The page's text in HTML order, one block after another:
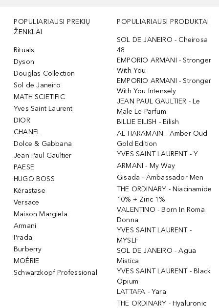
POPULIARIAUSI PREKIŲ
ŽENKLAI
Rituals
Dyson
Douglas Collection
Sol de Janeiro
MATH SCIETIFIC
Yves Saint Laurent
DIOR
CHANEL
Dolce & Gabbana
Jean Paul Gaultier
PAESE
HUGO BOSS
Kérastase
Versace
Maison Margiela
Armani
Prada
Burberry
MOÉRIE
Schwarzkopf Professional
POPULIARIAUSI PRODUKTAI
SOL DE JANEIRO - Cheirosa
48
EMPORIO ARMANI - Stronger
With You
EMPORIO ARMANI - Stronger
With You Intensely
JEAN PAUL GAULTIER - Le
Male Le Parfum
BILLIE EILISH - Eilish
AL HARAMAIN - Amber Oud
Gold Edition
YVES SAINT LAURENT - Y
ARMANI - My Way
Gisada - Ambassador Men
THE ORDINARY - Niacinamide
10% + Zinc 1%
VALENTINO - Born In Roma
Donna
YVES SAINT LAURENT -
MYSLF
SOL DE JANEIRO - Agua
Mistica
YVES SAINT LAURENT - Black
Opium
LATTAFA - Yara
THE ORDINARY - Hyaluronic